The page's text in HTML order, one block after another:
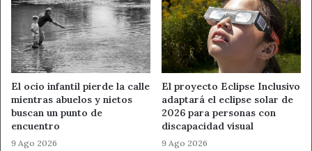
El ocio infantil pierde la calle
mientras abuelos y nietos
buscan un punto de
encuentro
9 Ago 2026
El proyecto Eclipse Inclusivo
adaptará el eclipse solar de
2026 para personas con
discapacidad visual
9 Ago 2026